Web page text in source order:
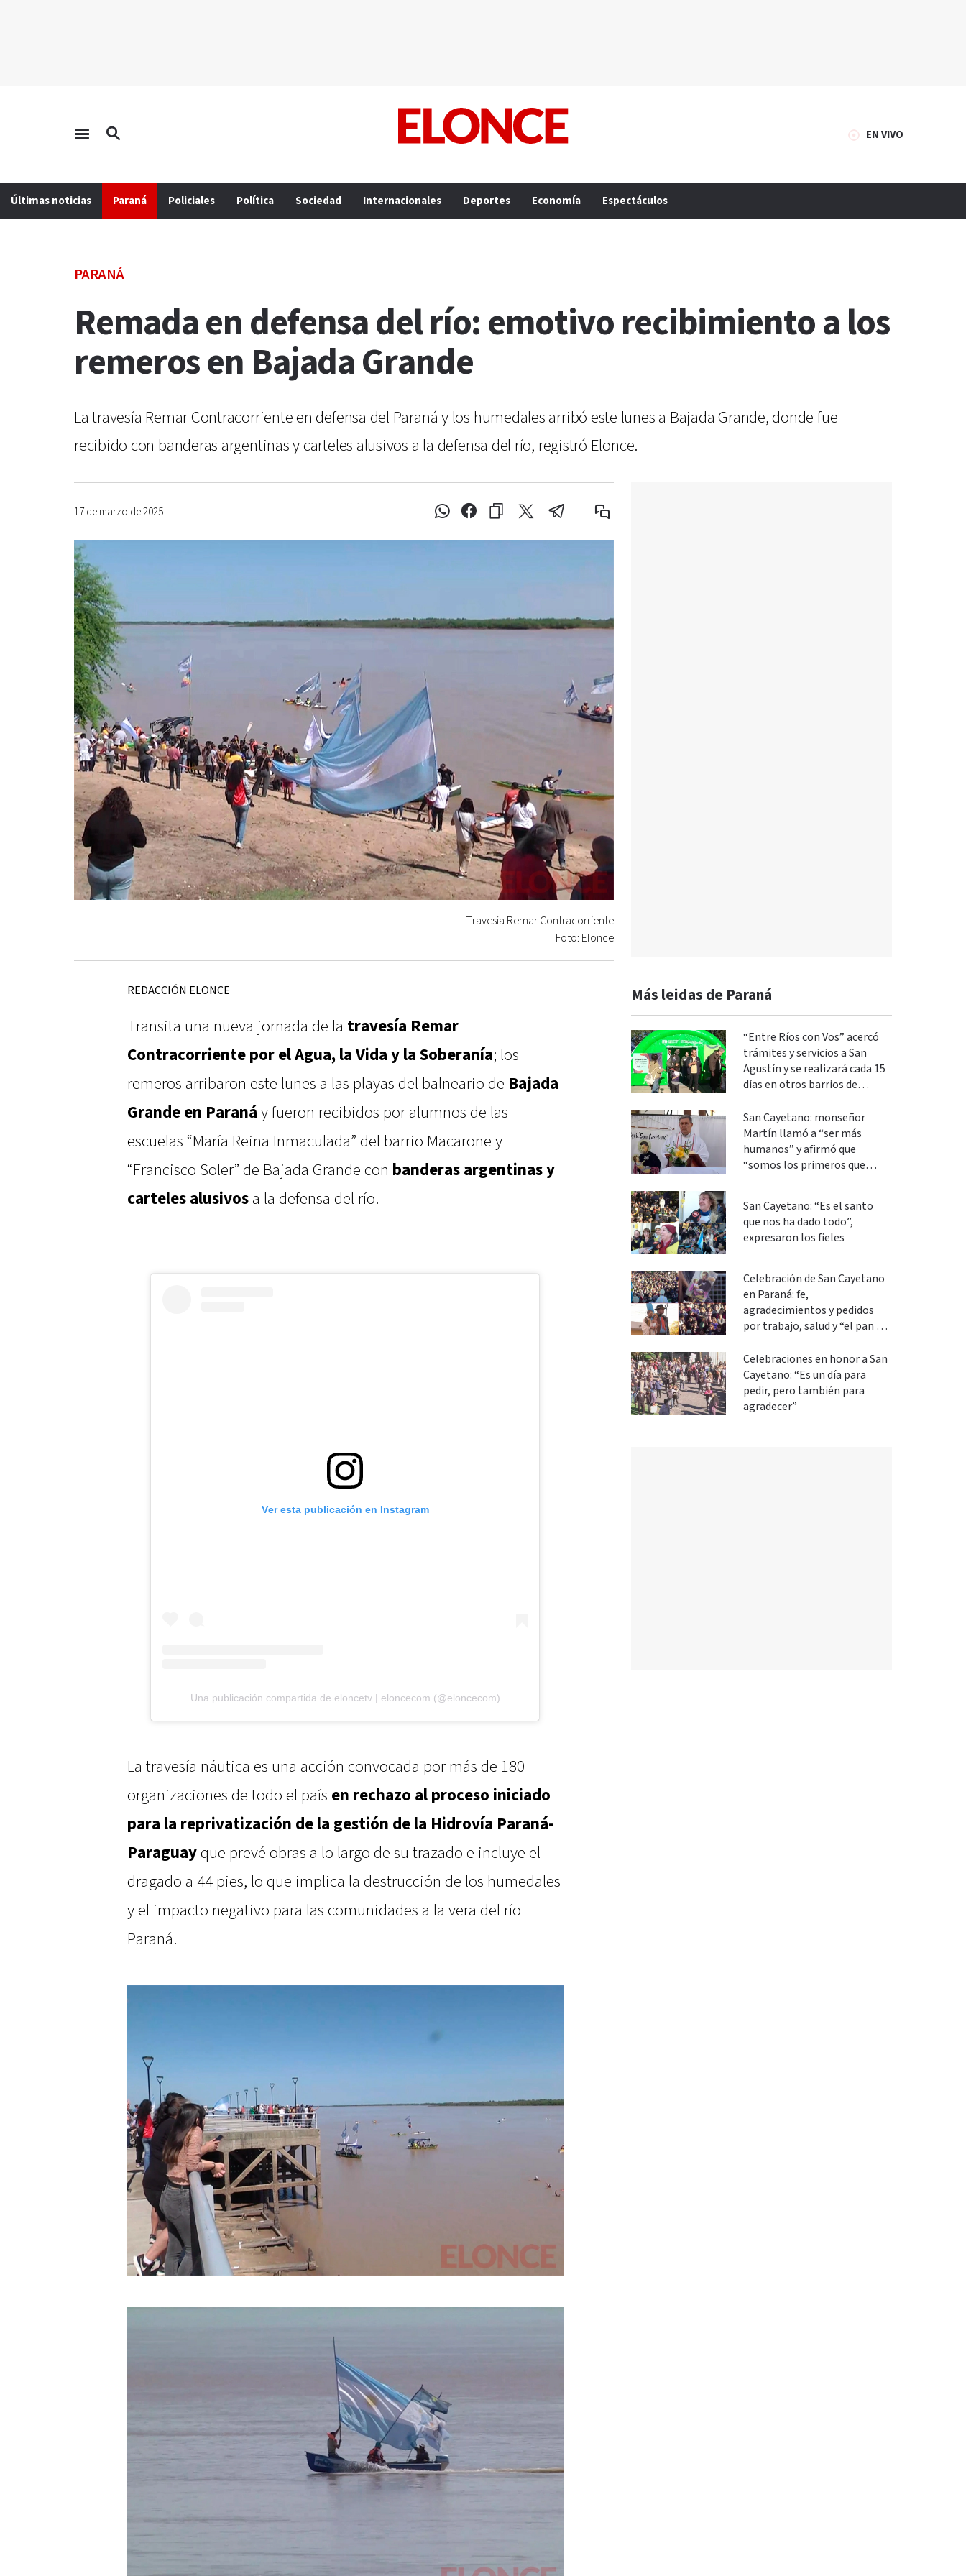
EN VIVO
Últimas noticias Paraná Policiales Política Sociedad Internacionales Deportes Economía Espectáculos
PARANÁ
Remada en defensa del río: emotivo recibimiento a los
remeros en Bajada Grande
La travesía Remar Contracorriente en defensa del Paraná y los humedales arribó este lunes a Bajada Grande, donde fue
recibido con banderas argentinas y carteles alusivos a la defensa del río, registró Elonce.
17 de marzo de 2025
Travesía Remar Contracorriente
Foto: Elonce
REDACCIÓN ELONCE
Transita una nueva jornada de la travesía Remar
Contracorriente por el Agua, la Vida y la Soberanía; los
remeros arribaron este lunes a las playas del balneario de Bajada
Grande en Paraná y fueron recibidos por alumnos de las
escuelas “María Reina Inmaculada” del barrio Macarone y
“Francisco Soler” de Bajada Grande con banderas argentinas y
carteles alusivos a la defensa del río.
Ver esta publicación en Instagram
Una publicación compartida de eloncetv | eloncecom (@eloncecom)
La travesía náutica es una acción convocada por más de 180
organizaciones de todo el país en rechazo al proceso iniciado
para la reprivatización de la gestión de la Hidrovía Paraná-
Paraguayque prevé obras a lo largo de su trazado e incluye el
dragado a 44 pies, lo que implica la destrucción de los humedales
y el impacto negativo para las comunidades a la vera del río
Paraná.
Más leidas de Paraná
“Entre Ríos con Vos” acercó
trámites y servicios a San
Agustín y se realizará cada 15
días en otros barrios de
San Cayetano: monseñor
Martín llamó a “ser más
humanos” y afirmó que
“somos los primeros que
San Cayetano: “Es el santo
que nos ha dado todo”,
expresaron los fieles
Celebración de San Cayetano
en Paraná: fe,
agradecimientos y pedidos
por trabajo, salud y “el pan de
Celebraciones en honor a San
Cayetano: “Es un día para
pedir, pero también para
agradecer”